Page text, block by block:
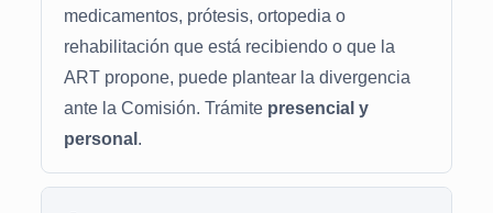
medicamentos, prótesis, ortopedia o
rehabilitación que está recibiendo o que la
ART propone, puede plantear la divergencia
ante la Comisión. Trámite presencial y
personal .